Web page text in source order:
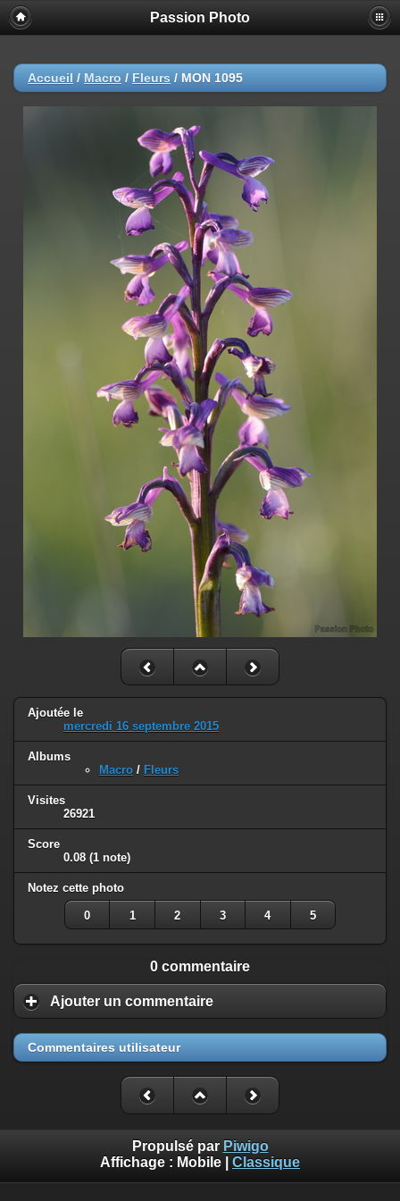
Passion Photo
Accueil / Macro / Fleurs / MON 1095
Ajoutée le
mercredi 16 septembre 2015
Albums
Macro / Fleurs
Visites
26921
Score
0.08 (1 note)
Notez cette photo
0 1 2 3 4 5
0 commentaire
Ajouter un commentaire
Commentaires utilisateur
Propulsé par Piwigo
Affichage : Mobile Classique